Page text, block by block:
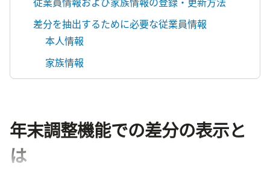
差分を抽出するために必要な従業員情報
本人情報
家族情報
年末調整機能での差分の表示と
は